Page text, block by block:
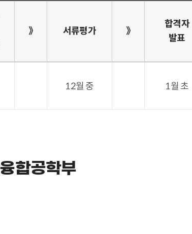
》 서류평가 》
합격자
발표
12월 중 1월 초
합공학부